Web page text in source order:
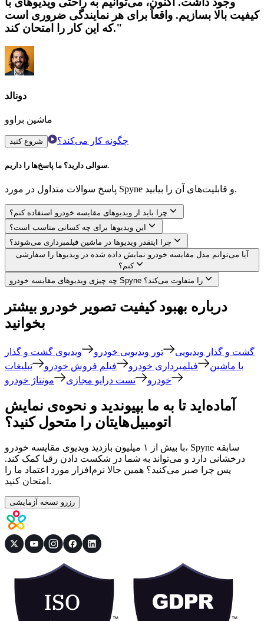
کیفیت بالا بسازیم. واقعاً برای هر نمایندگی ضروری است
که این کار را امتحان کند."
دونالد
ماشین براوو
شروع کنید چگونه کار می‌کند؟
سوالی دارید؟ ما پاسخ‌ها را داریم.
پاسخ سوالات متداول در مورد Spyne و قابلیت‌های آن را بیابید.
چرا باید از ویدیوهای مقایسه خودرو استفاده کنم؟
این ویدیوها برای چه کسانی مناسب است؟
چرا اینقدر ویدیوها در ماشین فیلمبرداری می‌شوند؟
آیا می‌توانم مدل مقایسه خودرو نمایش داده شده در ویدیوها را سفارشی
کنم؟
چه چیزی ویدیوهای مقایسه خودرو Spyne را متفاوت می‌کند؟
درباره بهبود کیفیت تصویر خودرو بیشتر
بخوانید
گشت و گذار ویدیویی تور ویدیویی خودرو
ویدیوی گشت و گذار
با ماشین
فیلمبرداری خودرو فیلم فروش خودرو
تبلیغات
خودرو
تست درایو مجازی مونتاژ خودرو
آماده‌اید تا به ما بپیوندید و نحوه‌ی نمایش
اتومبیل‌هایتان را متحول کنید؟
با بیش از ۱ میلیون بازدید ویدیوی مقایسه خودرو، Spyne سابقه
درخشانی دارد و می‌تواند به شما در شکست دادن رقبا کمک کند.
پس چرا صبر می‌کنید؟ همین حالا نرم‌افزار مورد اعتماد ما را
امتحان کنید.
رزرو نسخه آزمایشی